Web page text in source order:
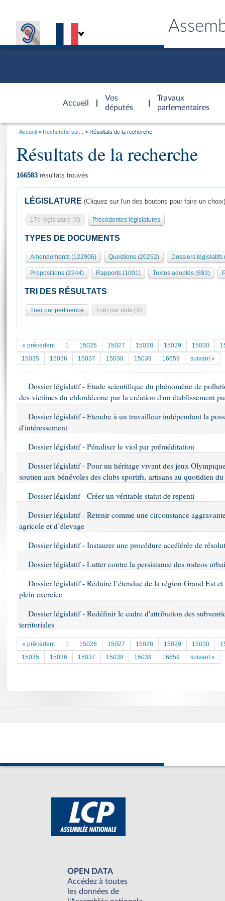
Accueil
d'accueil
Vos
députés
Travaux
parlementaires
Présidence
577 députés
Groupes politiques
Séance publique
Commissions et autres organes
Europe et International
Pétitions
Documents parlementaires
Projets de loi
Propositions de loi
Amendements
Rapports d'enquête
Rapports législatifs
Rapports sur l'application des lois
Dossiers législatifs
Budget et sécurité sociale
Questions écrites et orales
Général
Rôle et pouvoirs de l'Assemblée
Organisation de l'Assemblée
Présidence Conférence des Présidents Bureau Collège des
Statistiques et chiffres clés
Documents de référence
( Constitution | Règlement de l'Assemblée ... )
Histoire
Juniors
Anciennes législatures
Liens vers les sites publics
Visiter l'Assemblée
Visite virtuelle du palais Bourbon
Assister à une séance
La Bibliothèque
Les archives
Photos libres de droit
Vous
Accueil Recherche sur... Résultats de la recherche
Résultats de la recherche
166583 résultats trouvés
LÉGISLATURE (Cliquez sur l'un des boutons pour faire un choix)
17e législature (X) Précédentes législatures
TYPES DE DOCUMENTS
Amendements (122906) Questions (20252) Dossiers législatifs
Propositions (2244) Rapports (1001) Textes adoptés (693)
TRI DES RÉSULTATS
Trier par pertinence Trier par date (X)
« précedent 1 15026 15027 15028 15029 15030
15035
15036 15037 15038 15039 16659 suivant »
Dossier législatif - Etude scientifique du phénomène de
des victimes du chlordécone par la création d'un établissement
Dossier législatif - Etendre à un travailleur indépendant la
d'intéressement
Dossier législatif - Pénaliser le viol par préméditation
Dossier législatif - Pour un héritage vivant des jeux
soutien aux bénévoles des clubs sportifs, artisans au quotidien
Dossier législatif - Créer un véritable statut de repenti
Dossier législatif - Retenir comme une circonstance
agricole et d’élevage
Dossier législatif - Instaurer une procédure accélérée de
Dossier législatif - Lutter contre la persistance des rodeos
Dossier législatif - Réduire l’étendue de la région Grand Est
plein exercice
Dossier législatif - Redéfinir le cadre d'attribution des
territoriales
« précedent 1 15026 15027 15028 15029 15030
15035
15036 15037 15038 15039 16659 suivant »
OPEN DATA
Accédez à toutes
les données de